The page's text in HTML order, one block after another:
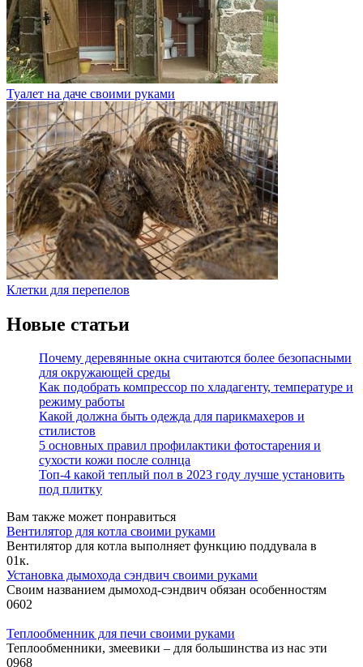
Туалет на даче своими руками
Клетки для перепелов
Новые статьи
Почему деревянные окна считаются более безопасными
для окружающей среды
Как подобрать компрессор по хладагенту, температуре и
режиму работы
Какой должна быть одежда для парикмахеров и
стилистов
5 основных правил профилактики фотостарения и
сухости кожи после солнца
Топ-4 какой теплый пол в 2023 году лучше установить
под плитку
Вам также может понравиться
Вентилятор для котла своими руками
Вентилятор для котла выполняет функцию поддувала в
01к.
Установка дымохода сэндвич своими руками
Своим названием дымоход-сэндвич обязан особенностям
0602
Теплообменник для печи своими руками
Теплообменники, змеевики – для большинства из нас эти
0968